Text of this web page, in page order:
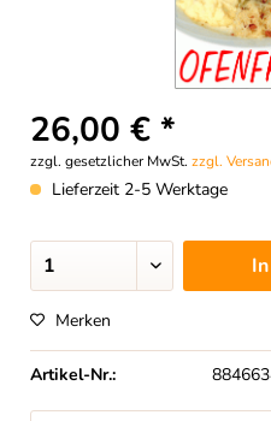
26,00 € *
zzgl. gesetzlicher MwSt. zzgl.
Lieferzeit 2-5 Werktage
Merken
Artikel-Nr.: